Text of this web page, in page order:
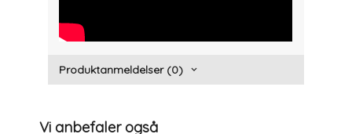
" width="300" height="150">
Produktanmeldelser (0)
Vi anbefaler også